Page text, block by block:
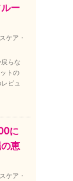
ー
ケア・
らな
トの
ビュ
に
恵
ケア・